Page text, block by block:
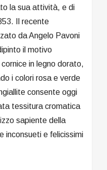
la sua attività, e di
Il recente
da Angelo Pavoni
il motivo
in legno dorato,
i colori rosa e verde
consente oggi
tessitura cromatica
sapiente della
inconsueti e felicissimi